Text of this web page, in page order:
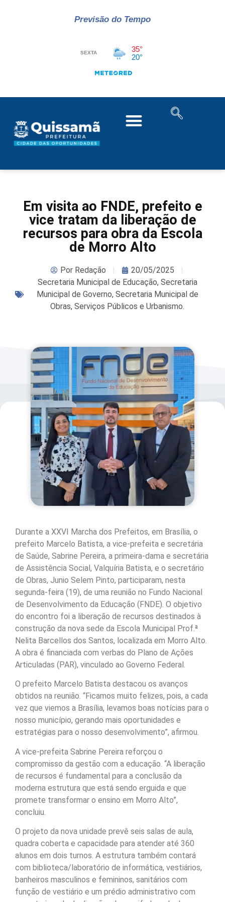
Previsão do Tempo
Em visita ao FNDE, prefeito e
vice tratam da liberação de
recursos para obra da Escola
de Morro Alto
PorRedação
20/05/2025
Secretaria Municipal de Educação, Secretaria
Municipal de Governo, Secretaria Municipal de
Obras, Serviços Públicos e Urbanismo.
Durante a XXVI Marcha dos Prefeitos, em Brasília, o
prefeito Marcelo Batista, a vice-prefeita e secretária
de Saúde, Sabrine Pereira, a primeira-dama e secretária
de Assistência Social, Valquíria Batista, e o secretário
de Obras, Junio Selem Pinto, participaram, nesta
segunda-feira (19), de uma reunião no Fundo Nacional
de Desenvolvimento da Educação (FNDE). O objetivo
do encontro foi a liberação de recursos destinados à
construção da nova sede da Escola Municipal Prof.ª
Nelita Barcellos dos Santos, localizada em Morro Alto.
A obra é financiada com verbas do Plano de Ações
Articuladas (PAR), vinculado ao Governo Federal.
O prefeito Marcelo Batista destacou os avanços
obtidos na reunião. “Ficamos muito felizes, pois, a cada
vez que viemos a Brasília, levamos boas notícias para o
nosso município, gerando mais oportunidades e
estratégias para o nosso desenvolvimento”, afirmou.
A vice-prefeita Sabrine Pereira reforçou o
compromisso da gestão com a educação. “A liberação
de recursos é fundamental para a conclusão da
moderna estrutura que está sendo erguida e que
promete transformar o ensino em Morro Alto”,
concluiu.
O projeto da nova unidade prevê seis salas de aula,
quadra coberta e capacidade para atender até 360
alunos em dois turnos. A estrutura também contará
com biblioteca/laboratório de informática, vestiários,
banheiros masculinos e femininos, sanitários com
função de vestiário e um prédio administrativo com